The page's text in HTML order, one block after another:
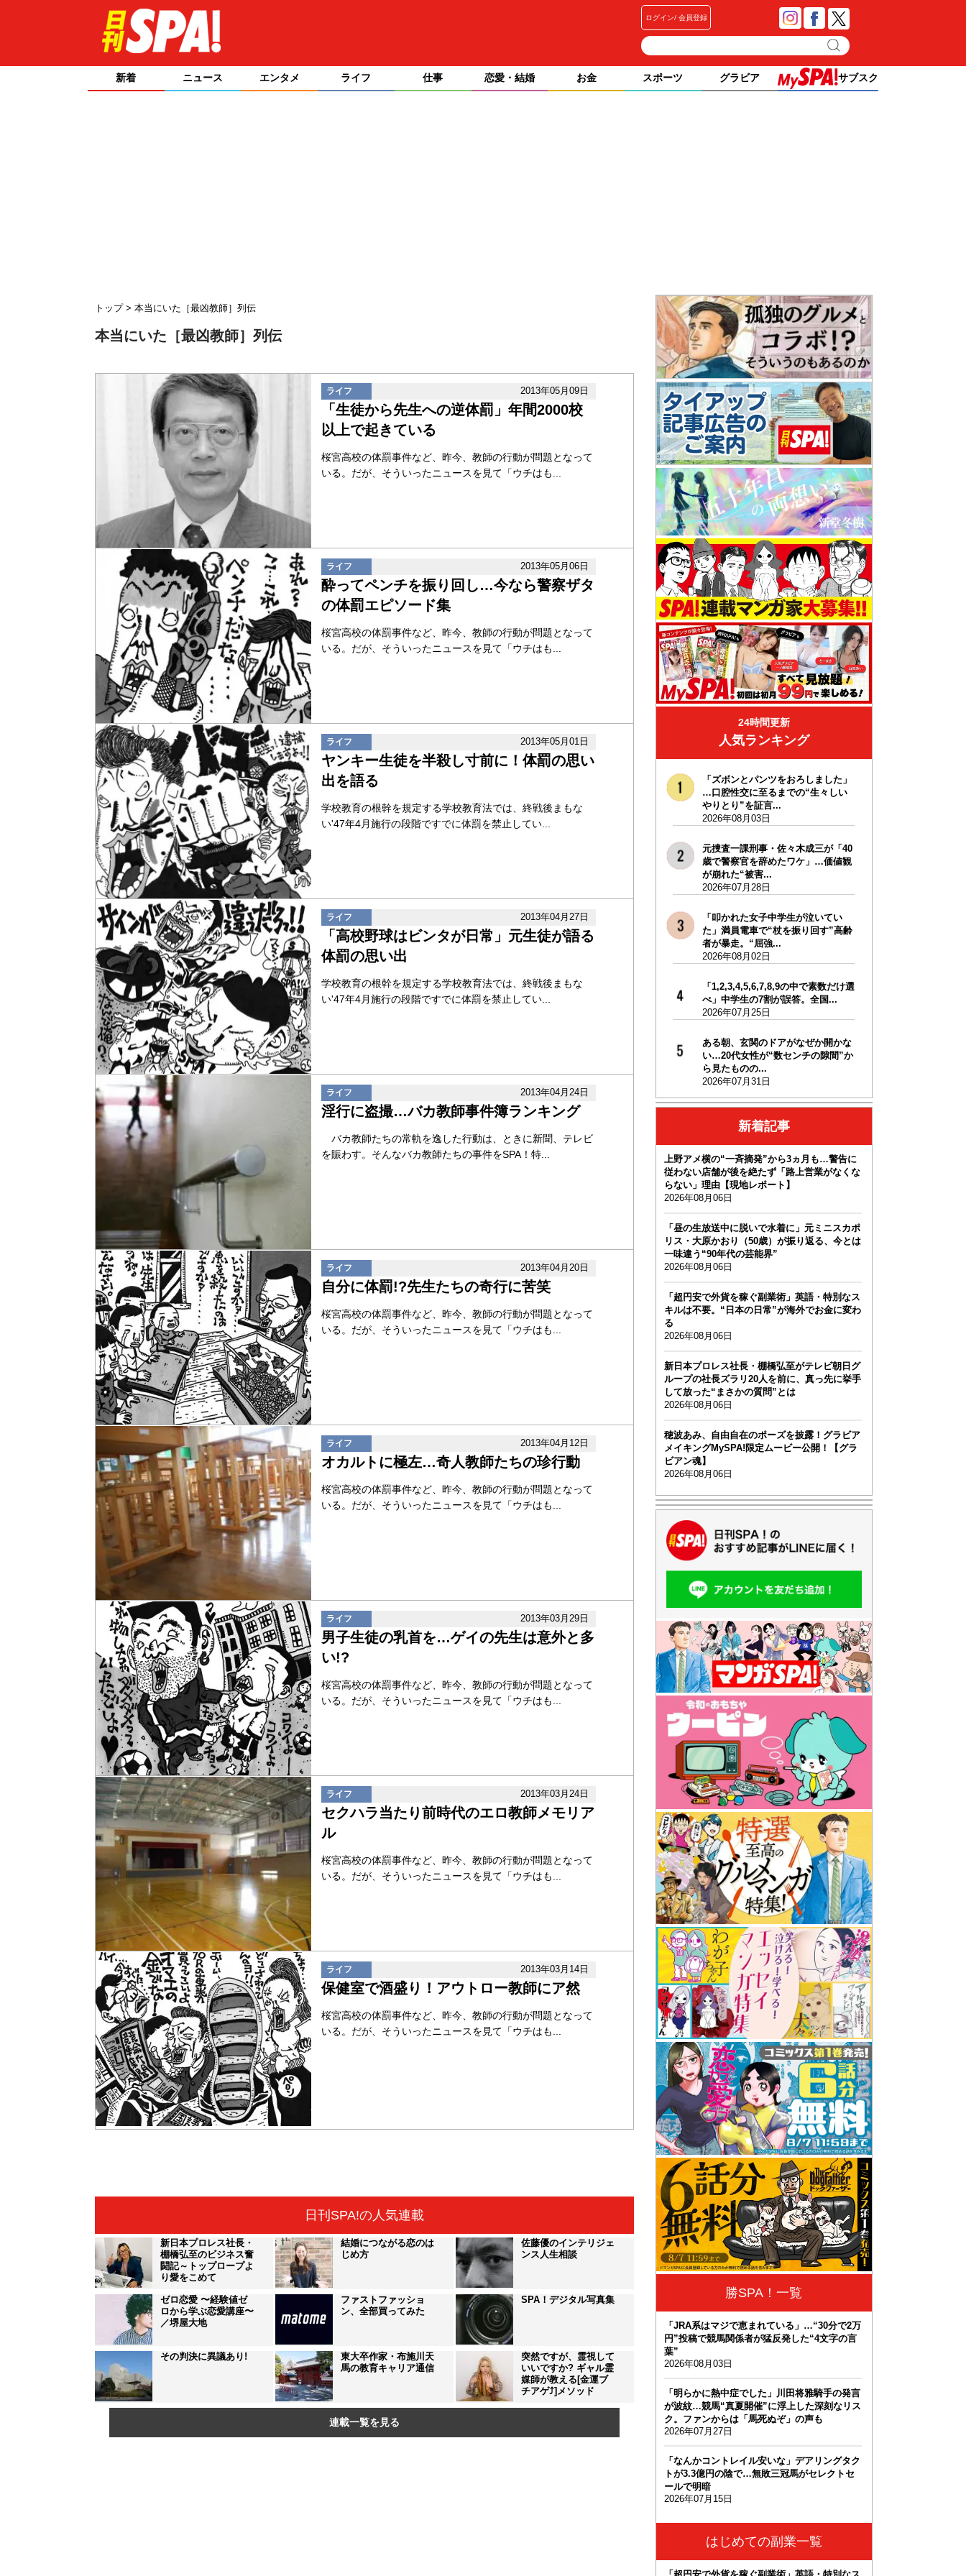
ログイン 会員登録
新着 ニュース エンタメ ライフ 仕事 恋愛・結婚 お金 スポーツ グラビア サブスク
トップ 本当にいた［最凶教師］列伝
本当にいた［最凶教師］列伝
ライフ 2013年05月09日
「生徒から先生への逆体罰」年間2000校
以上で起きている
桜宮高校の体罰事件など、昨今、教師の行動が問題となって
いる。だが、そういったニュースを見て「ウチはも...
ライフ 2013年05月06日
酔ってペンチを振り回し…今なら警察ザタ
の体罰エピソード集
桜宮高校の体罰事件など、昨今、教師の行動が問題となって
いる。だが、そういったニュースを見て「ウチはも...
ライフ 2013年05月01日
ヤンキー生徒を半殺し寸前に！体罰の思い
出を語る
学校教育の根幹を規定する学校教育法では、終戦後まもな
い'47年4月施行の段階ですでに体罰を禁止してい...
ライフ 2013年04月27日
「高校野球はビンタが日常」元生徒が語る
体罰の思い出
学校教育の根幹を規定する学校教育法では、終戦後まもな
い'47年4月施行の段階ですでに体罰を禁止してい...
ライフ 2013年04月24日
淫行に盗撮…バカ教師事件簿ランキング
バカ教師たちの常軌を逸した行動は、ときに新聞、テレビ
を賑わす。そんなバカ教師たちの事件をSPA！特...
ライフ 2013年04月20日
自分に体罰!?先生たちの奇行に苦笑
桜宮高校の体罰事件など、昨今、教師の行動が問題となって
いる。だが、そういったニュースを見て「ウチはも...
ライフ 2013年04月12日
オカルトに極左…奇人教師たちの珍行動
桜宮高校の体罰事件など、昨今、教師の行動が問題となって
いる。だが、そういったニュースを見て「ウチはも...
ライフ 2013年03月29日
男子生徒の乳首を…ゲイの先生は意外と多
い!?
桜宮高校の体罰事件など、昨今、教師の行動が問題となって
いる。だが、そういったニュースを見て「ウチはも...
ライフ 2013年03月24日
セクハラ当たり前時代のエロ教師メモリア
ル
桜宮高校の体罰事件など、昨今、教師の行動が問題となって
いる。だが、そういったニュースを見て「ウチはも...
ライフ 2013年03月14日
保健室で酒盛り！アウトロー教師にア然
桜宮高校の体罰事件など、昨今、教師の行動が問題となって
いる。だが、そういったニュースを見て「ウチはも...
日刊SPA!の人気連載
新日本プロレス社長・
棚橋弘至のビジネス奮
闘記～トップロープよ
り愛をこめて
結婚につながる恋のは
じめ方
佐藤優のインテリジェ
ンス人生相談
ゼロ恋愛 〜経験値ゼ
ロから学ぶ恋愛講座〜
／堺屋大地
ファストファッショ
ン、全部買ってみた
SPA！デジタル写真集
その判決に異議あり!
東大卒作家・布施川天
馬の教育キャリア通信
突然ですが、霊視して
いいですか? ギャル霊
媒師が教える[金運ブ
チアゲ⤴]メソッド
連載一覧を見る
24時間更新
人気ランキング
「ズボンとパンツをおろしました」
…口腔性交に至るまでの“生々しい
やりとり”を証言...
2026年08月03日
元捜査一課刑事・佐々木成三が「40
歳で警察官を辞めたワケ」…価値観
が崩れた“被害...
2026年07月28日
「叩かれた女子中学生が泣いてい
た」満員電車で“杖を振り回す”高齢
者が暴走。“屈強...
2026年08月02日
「1,2,3,4,5,6,7,8,9の中で素数だけ選
べ」中学生の7割が誤答。全国...
2026年07月25日
ある朝、玄関のドアがなぜか開かな
い…20代女性が“数センチの隙間”か
ら見たものの...
2026年07月31日
新着記事
上野アメ横の“一斉摘発”から3ヵ月も…警告に
従わない店舗が後を絶たず「路上営業がなくな
らない」理由【現地レポート】
2026年08月06日
「昼の生放送中に脱いで水着に」元ミニスカポ
リス・大原かおり（50歳）が振り返る、今とは
一味違う“90年代の芸能界”
2026年08月06日
「超円安で外貨を稼ぐ副業術」英語・特別なス
キルは不要。“日本の日常”が海外でお金に変わ
る
2026年08月06日
新日本プロレス社長・棚橋弘至がテレビ朝日グ
ループの社長ズラリ20人を前に、真っ先に挙手
して放った“まさかの質問”とは
2026年08月06日
穂波あみ、自由自在のポーズを披露！グラビア
メイキングMySPA!限定ムービー公開！【グラ
ビアン魂】
2026年08月06日
勝SPA！一覧
「JRA系はマジで恵まれている」…“30分で2万
円”投稿で競馬関係者が猛反発した“4文字の言
葉”
2026年08月03日
「明らかに熱中症でした」川田将雅騎手の発言
が波紋…競馬“真夏開催”に浮上した深刻なリス
ク。ファンからは「馬死ぬぞ」の声も
2026年07月27日
「なんかコントレイル安いな」デアリングタク
トが3.3億円の陰で…無敗三冠馬がセレクトセ
ールで明暗
2026年07月15日
はじめての副業一覧